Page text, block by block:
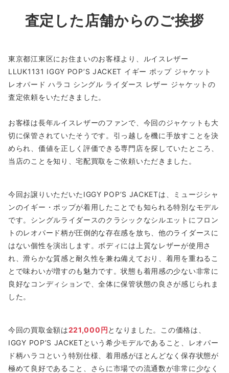
査定した店舗からのご挨拶
東京都江東区にお住まいのお客様より、ルイスレザー
LLUK1131 IGGY POP’S JACKET イギー ポップ ジャケット
レオパード ハラコ シングル ライダース レザー ジャケットの
査定依頼をいただきました。
お客様は長年ルイスレザーのファンで、今回のジャケットも大
切に保管されていたそうです。引っ越しを機に手放すことを決
められ、価値を正しく評価できる専門店を探していたところ、
当店のことを知り、宅配買取をご依頼いただきました。
今回お譲りいただいたIGGY POP’S JACKETは、ミュージシャ
ンのイギー・ポップが着用したことでも知られる特別なモデル
です。シングルライダースのクラシックなシルエットにフロン
トのレオパード柄が圧倒的な存在感を放ち、他のライダースに
はない個性を演出します。ボディには上質なレザーが使用さ
れ、滑らかな質感と耐久性を兼ね備えており、着用を重ねるこ
とで味わいが増すのも魅力です。状態も着用感の少ない非常に
良好なコンディションで、全体に保管状態の良さが感じられま
した。
今回の買取金額は221,000円となりました。この価格は、
IGGY POP’S JACKETという希少モデルであること、レオパー
ド柄ハラコという特別仕様、着用感がほとんどなく保存状態が
極めて良好であること、さらに市場での流通数が非常に少なく